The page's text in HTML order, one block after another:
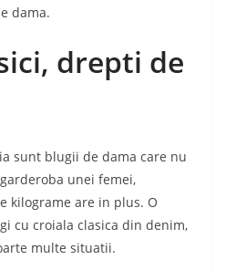
dama.
drepti de
sunt blugii de dama care nu
unei femei,
kilograme are in plus. O
cu croiala clasica din denim,
multe situatii.